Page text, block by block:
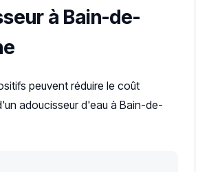
à Bain-de-
peuvent réduire le coût
adoucisseur d'eau à Bain-de-